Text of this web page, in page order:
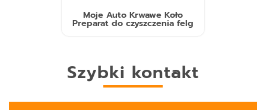
Moje Auto Krwawe Koło
Preparat do czyszczenia felg
Szybki kontakt